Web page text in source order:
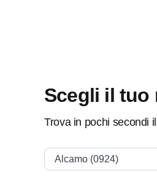
Scegli il tuo
Trova in pochi secondi